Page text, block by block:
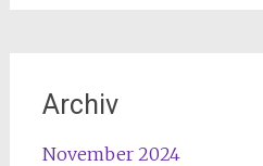
Archiv
November 2024